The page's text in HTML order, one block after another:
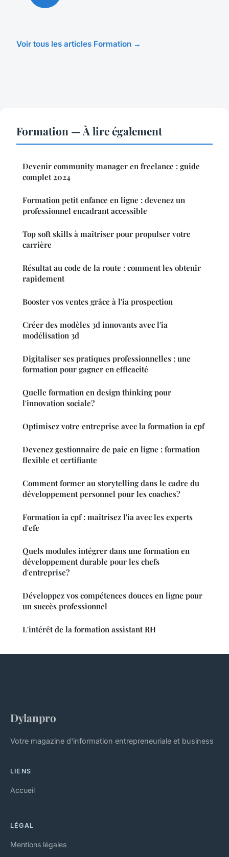
Voir tous les articles Formation →
Formation — À lire également
Devenir community manager en freelance : guide
complet 2024
Formation petit enfance en ligne : devenez un
professionnel encadrant accessible
Top soft skills à maîtriser pour propulser votre
carrière
Résultat au code de la route : comment les obtenir
rapidement
Booster vos ventes grâce à l'ia prospection
Créer des modèles 3d innovants avec l'ia
modélisation 3d
Digitaliser ses pratiques professionnelles : une
formation pour gagner en efficacité
Quelle formation en design thinking pour
l'innovation sociale?
Optimisez votre entreprise avec la formation ia cpf
Devenez gestionnaire de paie en ligne : formation
flexible et certifiante
Comment former au storytelling dans le cadre du
développement personnel pour les coaches?
Formation ia cpf : maîtrisez l'ia avec les experts
d'efe
Quels modules intégrer dans une formation en
développement durable pour les chefs
d'entreprise?
Développez vos compétences douces en ligne pour
un succès professionnel
L'intérêt de la formation assistant RH
Dylanpro
Votre magazine d'information entrepreneuriale et business
LIENS
Accueil
LÉGAL
Mentions légales